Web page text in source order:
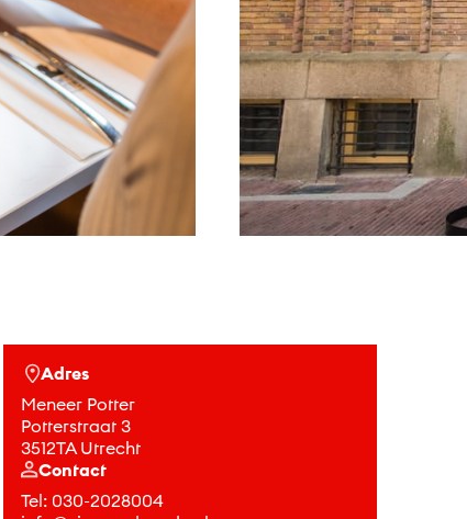
Adres
Meneer Potter
Potterstraat 3
3512TA Utrecht
Contact
Tel: 030-2028004